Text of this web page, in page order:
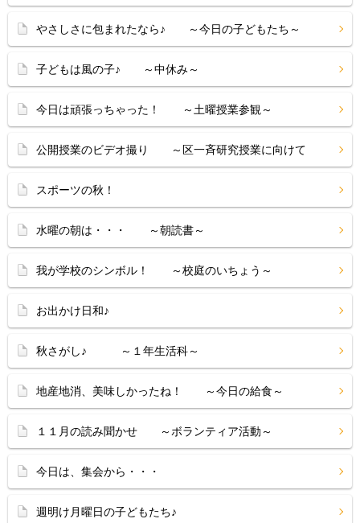
やさしさに包まれたなら♪ ～今日の子どもたち～
子どもは風の子♪ ～中休み～
今日は頑張っちゃった！ ～土曜授業参観～
公開授業のビデオ撮り ～区一斉研究授業に向けて
スポーツの秋！
水曜の朝は・・・ ～朝読書～
我が学校のシンボル！ ～校庭のいちょう～
お出かけ日和♪
秋さがし♪ ～１年生活科～
地産地消、美味しかったね！ ～今日の給食～
１１月の読み聞かせ ～ボランティア活動～
今日は、集会から・・・
週明け月曜日の子どもたち♪